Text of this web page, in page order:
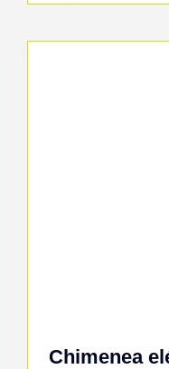
Chimenea